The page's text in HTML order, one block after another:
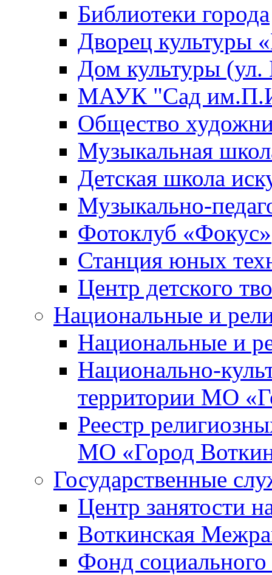
Библиотеки города
Дворец культуры
Дом культуры (ул.
МАУК "Сад
Общество
Музыкальная
Детская школа
Музыкально-
Фотоклуб «Фокус»
Станция юных
Центр детского
Национальные и
Национальные и
Национально-
территории МО
Реестр
МО «Город
Государственные
Центр занятости
Воткинская
Фонд